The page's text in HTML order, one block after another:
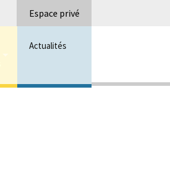
Espace privé
Actualités